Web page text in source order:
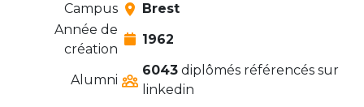
Campus
Brest
Année de
création
1962
Alumni
6043 diplômés référencés sur
linkedin